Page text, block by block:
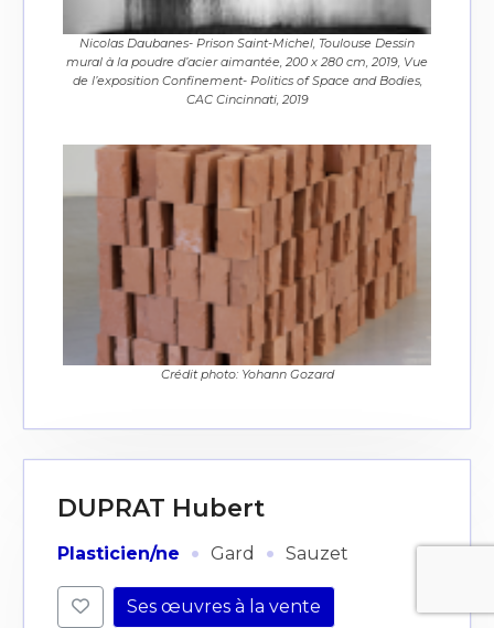
Nicolas Daubanes- Prison Saint-Michel, Toulouse Dessin
mural à la poudre d’acier aimantée, 200 x 280 cm, 2019, Vue
de l’exposition Confinement- Politics of Space and Bodies,
CAC Cincinnati, 2019
Crédit photo: Yohann Gozard
DUPRAT Hubert
Plasticien/ne · Gard · Sauzet
Ses œuvres à la vente